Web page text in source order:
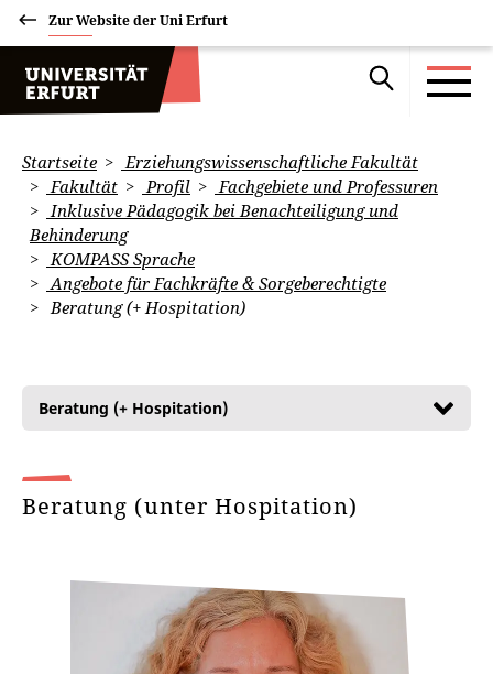
Zur Website der Uni Erfurt
Startseite
Erziehungswissenschaftliche Fakultät
Fakultät
Profil
Fachgebiete und Professuren
Inklusive Pädagogik bei Benachteiligung und
Behinderung
KOMPASS Sprache
Angebote für Fachkräfte & Sorgeberechtigte
Beratung (+ Hospitation)
Beratung (+ Hospitation)
Beratung (unter Hospitation)